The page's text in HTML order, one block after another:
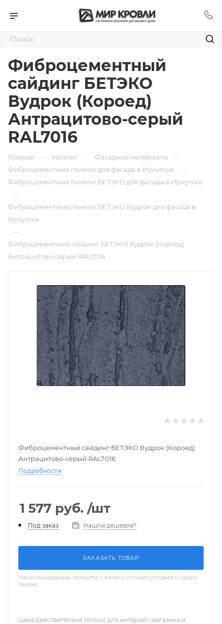
Фиброцементный
сайдинг БЕТЭКО
Вудрок (Короед)
Антрацитово-серый
RAL7016
Главная — Каталог — Фасадные материалы —
Фиброцементные панели для фасада в Иркутске —
Фиброцементные панели БЕТЭКО для фасада в Иркутске
—
Фиброцементные панели БЕТЭКО Вудрок для фасада в
Иркутске
—
Фиброцементный сайдинг БЕТЭКО Вудрок (Короед)
Антрацитово-серый RAL7016
Фиброцементный сайдинг БЕТЭКО Вудрок (Короед)
Антрацитово-серый RAL7016
Подробности
1 577 руб. /шт
Под заказ Нашли дешевле?
ЗАКАЗАТЬ ТОВАР
Наши менеджеры свяжутся с вами и уточнят условия и сроки
заказа
Цена действительна только для интернет-магазина и